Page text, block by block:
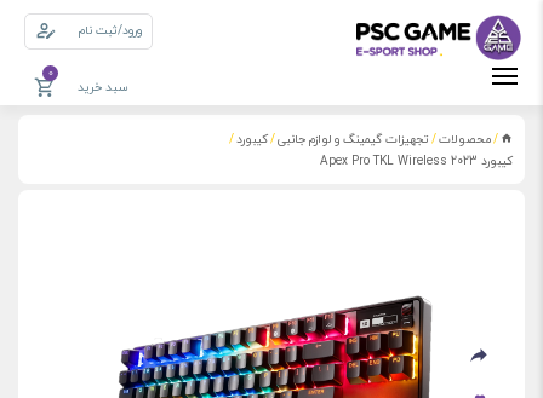
ورود/ثبت نام
سبد خرید
0
/محصولات/تجهیزات گیمینگ و لوازم جانبی/کیبورد/
کیبورد Apex Pro TKL Wireless 2023